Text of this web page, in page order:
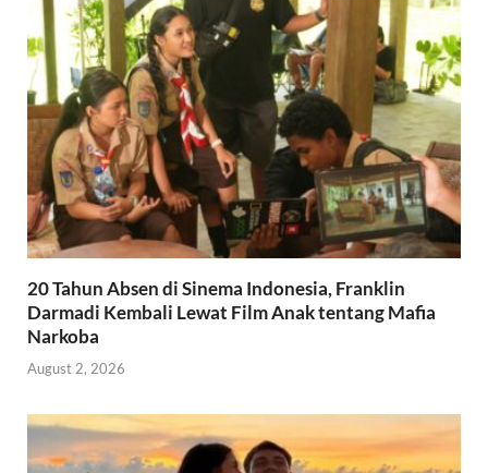
20 Tahun Absen di Sinema Indonesia, Franklin
Darmadi Kembali Lewat Film Anak tentang Mafia
Narkoba
August 2, 2026